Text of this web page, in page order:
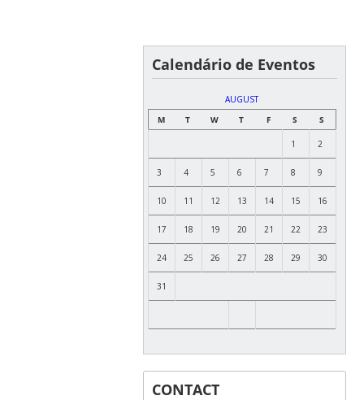
Calendário de Eventos
AUGUST
M
T W T F S S
1 2
3 4 5 6 7 8 9
10 11 12 13 14 15 16
17 18 19 20 21 22 23
24 25 26 27 28 29 30
31
CONTACT